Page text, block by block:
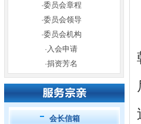
·委员会章程
·委员会领导
·委员会机构
· 入会申请
·捐资芳名
会长信箱